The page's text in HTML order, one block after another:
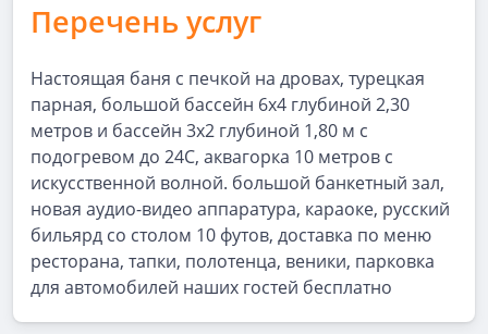
Перечень услуг
Настоящая баня с печкой на дровах, турецкая
парная, большой бассейн 6х4 глубиной 2,30
метров и бассейн 3х2 глубиной 1,80 м с
подогревом до 24С, аквагорка 10 метров с
искусственной волной. большой банкетный зал,
новая аудио-видео аппаратура, караоке, русский
бильярд со столом 10 футов, доставка по меню
ресторана, тапки, полотенца, веники, парковка
для автомобилей наших гостей бесплатно